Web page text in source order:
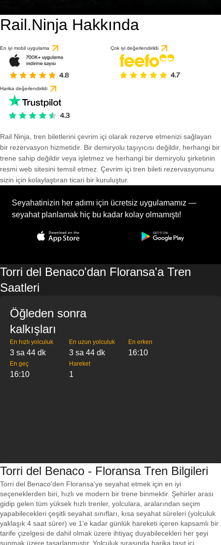
Rail.Ninja Hakkında
En iyi mobil uygulama Çok iyi değerlendirildi
Harika değerlendirildi
Rail Ninja, tren biletlerini çevrim içi olarak rezerve etmenizi sağlayan
bir rezervasyon hizmetidir. Bir demiryolu taşıyıcısı değildir, herhangi bir
trene sahip değildir veya işletmez ve herhangi bir demiryolu şirketinin
resmi web sitesini temsil etmez. Çevrim içi tren bileti rezervasyonunu
sizin için kolaylaştıran ticari bir kuruluştur.
Seyahatinizin her adımı için ücretsiz uygulamamız —
seyahat planlamak hiç bu kadar kolay olmamıştı!
Torri del Benaco'dan Floransa'a Tren
Saatleri
Öğleden sonra
kalkışları
En hızlı yolculuk
3 sa 44 dk
En uzun yolculuk
3 sa 44 dk
En erken
16:10
En geç
16:10
Hareket
1
Torri del Benaco - Floransa Tren Bilgileri
Torri del Benaco'den Floransa'ye seyahat etmek için en iyi
seçeneklerden biri, hızlı ve modern bir trene binmektir. Şehirler arası
gidip gelen tüm yüksek hızlı trenler, yolculara, aralarından seçim
yapabilecekleri çeşitli seyahat sınıfları, kısa seyahat süreleri (yolculuk
yaklaşık 4 saat sürer) ve 1'e kadar günlük hareketi içeren kapsamlı bir
tarife çizelgesi de dahil olmak üzere ihtiyaç duyabilecekleri her şeyi
sunmak üzere tasarlanmıştır. Yolculuk sırasında harika taşıt içi